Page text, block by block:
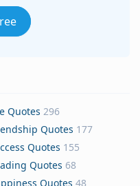
Quotes 296
Quotes 177
Quotes 155
Quotes 68
Quotes 48